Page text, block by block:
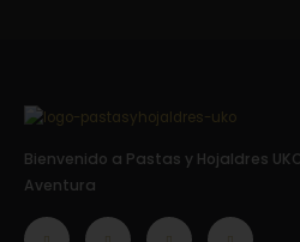
Bienvenido a Pastas y Hojaldres
Aventura